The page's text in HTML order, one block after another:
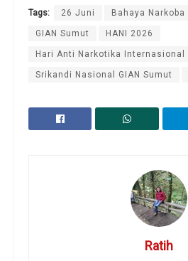
Tags: 26 Juni Bahaya Narkoba
GIAN Sumut HANI 2026
Hari Anti Narkotika Internasional
Srikandi Nasional GIAN Sumut
Ratih